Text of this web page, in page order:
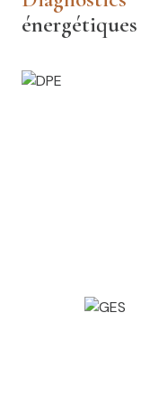
énergétiques